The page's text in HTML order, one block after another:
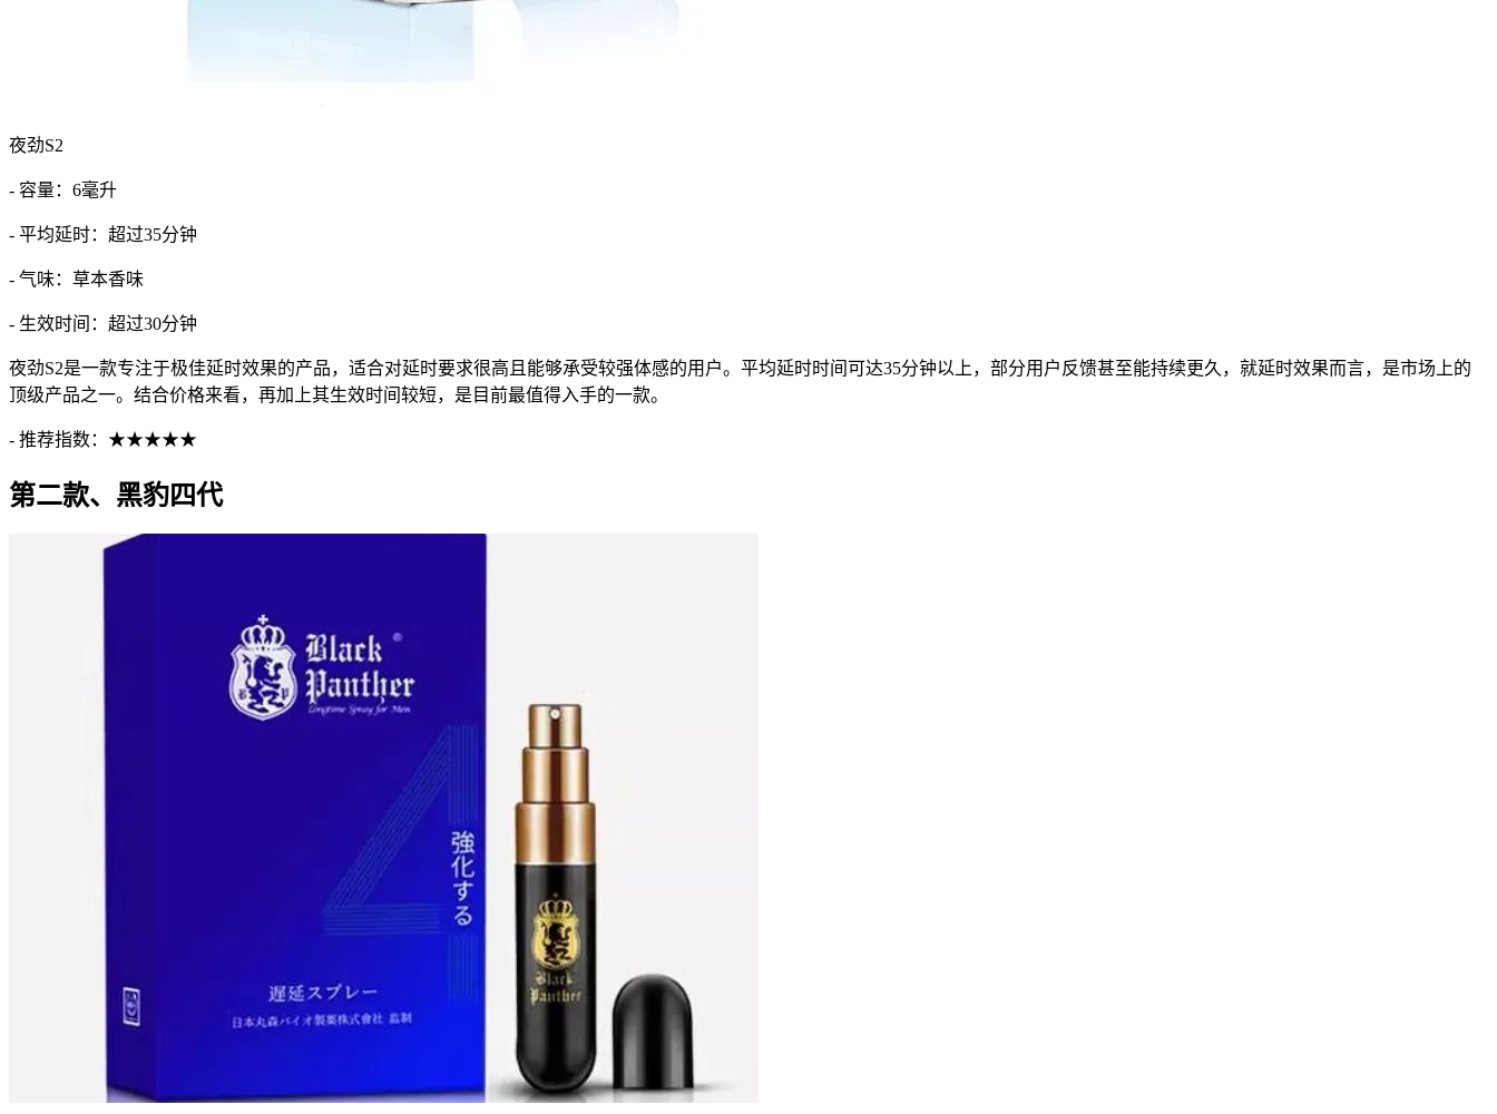
夜劲S2
- 容量：6毫升
- 平均延时：超过35分钟
- 气味：草本香味
- 生效时间：超过30分钟
夜劲S2是一款专注于极佳延时效果的产品，适合对延时要求很高且能够承受较强体感的用户。平均延时时间可达35分钟以上，部分用户反馈甚至能持续更久，就延时效果而言，是市场上的
顶级产品之一。结合价格来看，再加上其生效时间较短，是目前最值得入手的一款。
- 推荐指数：★★★★★
第二款、黑豹四代